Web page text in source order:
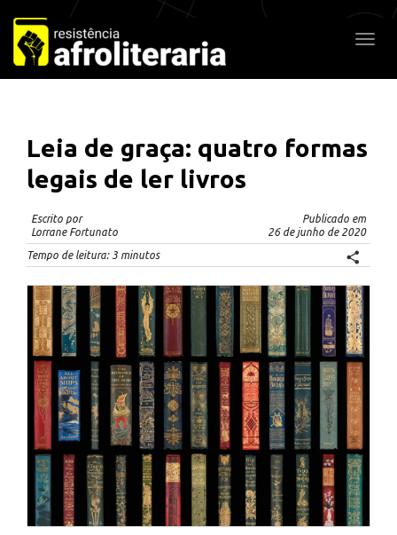
Pular
para
o
conteúdo
Leia de graça: quatro formas
legais de ler livros
Escrito por
Lorrane Fortunato
Publicado em
26 de junho de 2020
Tempo de leitura: 3 minutos